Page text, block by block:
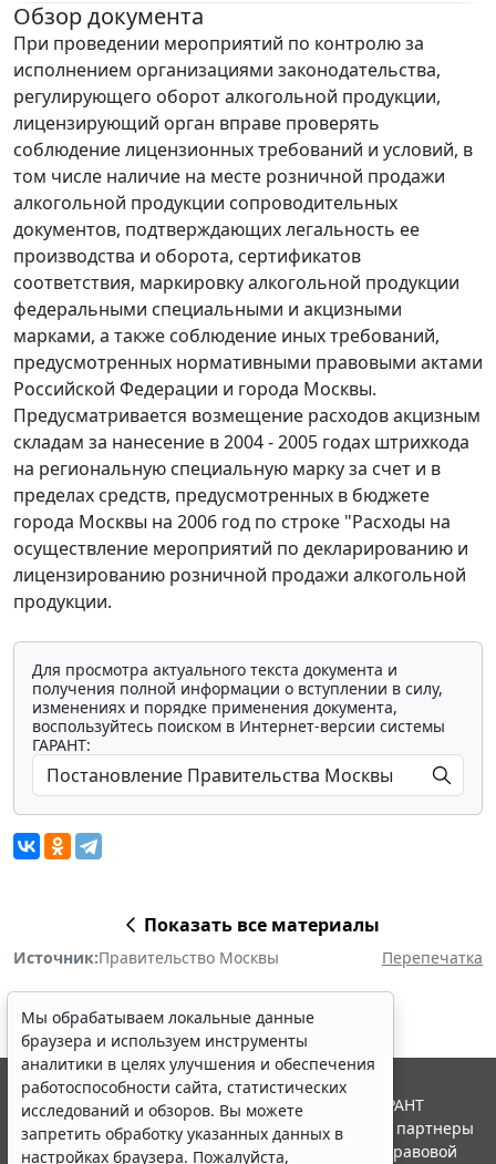
Обзор документа
При проведении мероприятий по контролю за
исполнением организациями законодательства,
регулирующего оборот алкогольной продукции,
лицензирующий орган вправе проверять
соблюдение лицензионных требований и условий, в
том числе наличие на месте розничной продажи
алкогольной продукции сопроводительных
документов, подтверждающих легальность ее
производства и оборота, сертификатов
соответствия, маркировку алкогольной продукции
федеральными специальными и акцизными
марками, а также соблюдение иных требований,
предусмотренных нормативными правовыми актами
Российской Федерации и города Москвы.
Предусматривается возмещение расходов акцизным
складам за нанесение в 2004 - 2005 годах штрихкода
на региональную специальную марку за счет и в
пределах средств, предусмотренных в бюджете
города Москвы на 2006 год по строке "Расходы на
осуществление мероприятий по декларированию и
лицензированию розничной продажи алкогольной
продукции.
Для просмотра актуального текста документа и
получения полной информации о вступлении в силу,
изменениях и порядке применения документа,
воспользуйтесь поиском в Интернет-версии системы
ГАРАНТ:
Показать все материалы
Источник:Правительство Москвы Перепечатка
Мы обрабатываем локальные данные
браузера и используем инструменты
аналитики в целях улучшения и обеспечения
работоспособности сайта, статистических
исследований и обзоров. Вы можете
запретить обработку указанных данных в
настройках браузера. Пожалуйста,
© ООО "НПП "ГАРАНТ-СЕРВИС", 2026. Система ГАРАНТ
выпускается с 1990 года. Компания "Гарант" и ее партнеры
являются участниками Российской ассоциации правовой